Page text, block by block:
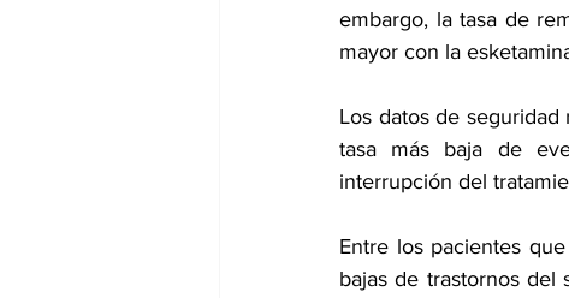
embargo, la tasa de
mayor con la
Los datos de
tasa más baja de
interrupción del
Entre los pacientes
bajas de trastornos del